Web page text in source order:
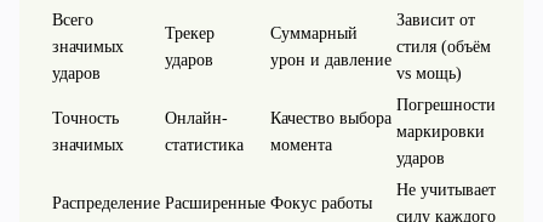
Всего
значимых
ударов
Трекер
ударов
Суммарный
урон и давление
Зависит от
стиля (объём
vs мощь)
Точность
значимых
Онлайн-
статистика
Качество выбора
момента
Погрешности
маркировки
ударов
Распределение Расширенные Фокус работы
Не учитывает
силу каждого